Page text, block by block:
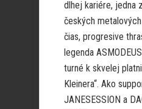
dlhej kariére, jedna
českých
čias, progresive
legenda
turné k skvelej
Kleinera“. Ako
JANESESSION a